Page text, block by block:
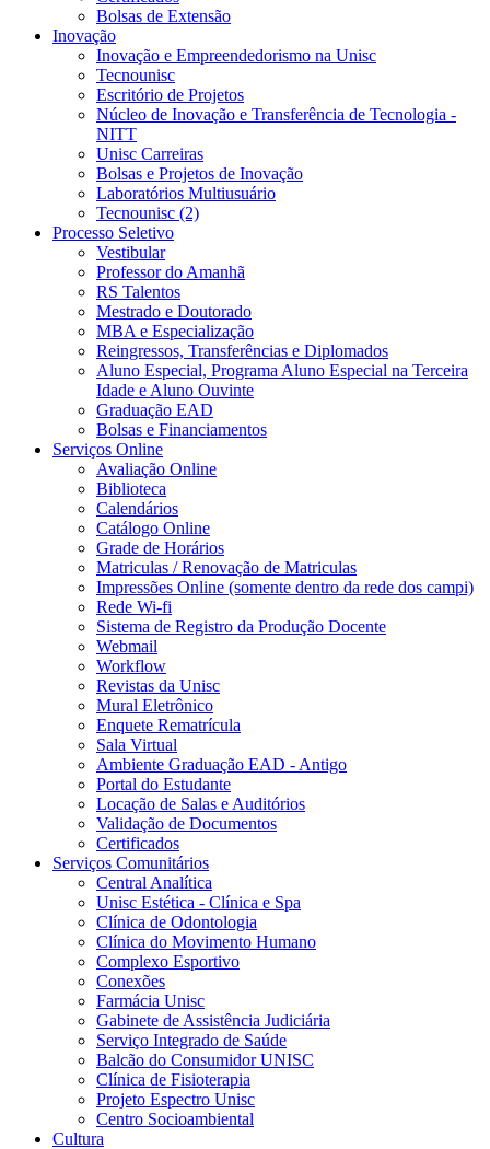
Bolsas de Extensão
Inovação
Inovação e Empreendedorismo na Unisc
Tecnounisc
Escritório de Projetos
Núcleo de Inovação e Transferência de Tecnologia -
NITT
Unisc Carreiras
Bolsas e Projetos de Inovação
Laboratórios Multiusuário
Tecnounisc (2)
Processo Seletivo
Vestibular
Professor do Amanhã
RS Talentos
Mestrado e Doutorado
MBA e Especialização
Reingressos, Transferências e Diplomados
Aluno Especial, Programa Aluno Especial na Terceira
Idade e Aluno Ouvinte
Graduação EAD
Bolsas e Financiamentos
Serviços Online
Avaliação Online
Biblioteca
Calendários
Catálogo Online
Grade de Horários
Matriculas / Renovação de Matriculas
Impressões Online (somente dentro da rede dos campi)
Rede Wi-fi
Sistema de Registro da Produção Docente
Webmail
Workflow
Revistas da Unisc
Mural Eletrônico
Enquete Rematrícula
Sala Virtual
Ambiente Graduação EAD - Antigo
Portal do Estudante
Locação de Salas e Auditórios
Validação de Documentos
Certificados
Serviços Comunitários
Central Analítica
Unisc Estética - Clínica e Spa
Clínica de Odontologia
Clínica do Movimento Humano
Complexo Esportivo
Conexões
Farmácia Unisc
Gabinete de Assistência Judiciária
Serviço Integrado de Saúde
Balcão do Consumidor UNISC
Clínica de Fisioterapia
Projeto Espectro Unisc
Centro Socioambiental
Cultura